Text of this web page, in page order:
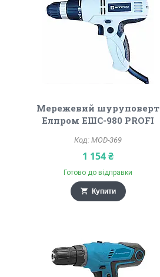
Мережевий шуруповерт
Елпром ЕШС-980 PROFI
MOD-369
1 154 ₴
Готово до відправки
Купити